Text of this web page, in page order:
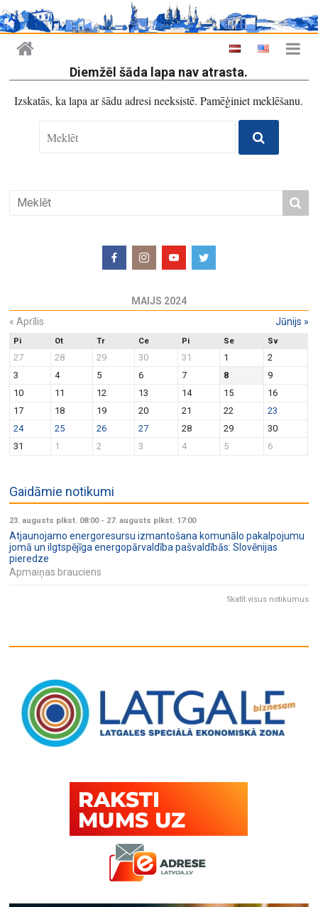
Diemžēl šāda lapa nav atrasta.
Izskatās, ka lapa ar šādu adresi neeksistē. Pamēģiniet meklēšanu.
MAIJS 2024
« Aprīlis Jūnijs »
Pi Ot Tr Ce Pi Se Sv
27 28 29 30 31 1
2
3
4 5 6 7 8
9
10
11 12 13 14 15
16
17
18 19 20 21 22
23
24
25 26 27 28 29
30
31
1 2 3 4 5 6
Gaidāmie notikumi
23. augusts plkst. 08:00- 27. augusts plkst. 17:00
Atjaunojamo energoresursu izmantošana komunālo pakalpojumu
jomā un ilgtspējīga energopārvaldība pašvaldībās: Slovēnijas
pieredze
Apmaiņas brauciens
Skatīt visus notikumus